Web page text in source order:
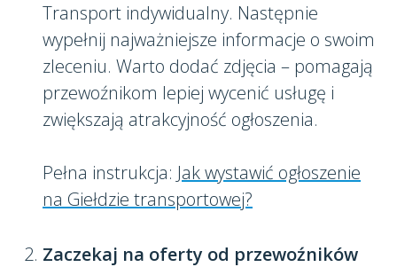
Transport indywidualny. Następnie
wypełnij najważniejsze informacje o swoim
zleceniu. Warto dodać zdjęcia – pomagają
przewoźnikom lepiej wycenić usługę i
zwiększają atrakcyjność ogłoszenia.
Pełna instrukcja: Jak wystawić ogłoszenie
na Giełdzie transportowej?
Zaczekaj na oferty od przewoźników